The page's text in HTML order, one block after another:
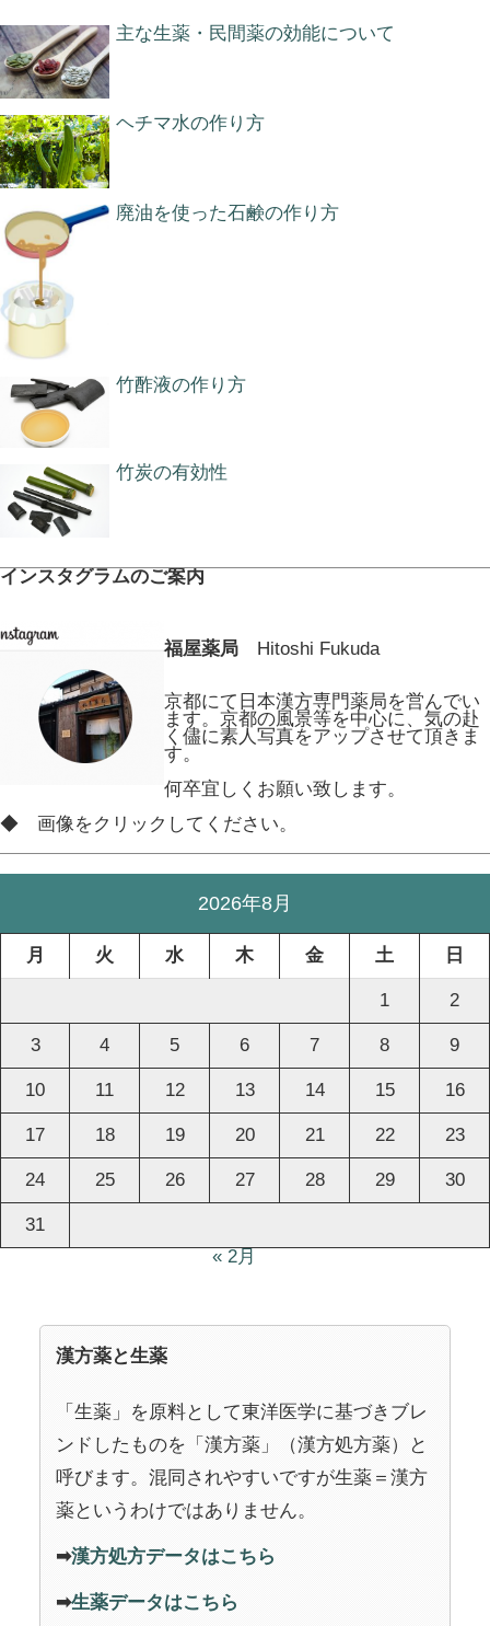
主な生薬・民間薬の効能について
ヘチマ水の作り方
廃油を使った石鹸の作り方
竹酢液の作り方
竹炭の有効性
インスタグラムのご案内
福屋薬局 Hitoshi Fukuda
京都にて日本漢方専門薬局を営んでい
ます。京都の風景等を中心に、気の赴
く儘に素人写真をアップさせて頂きま
す。
何卒宜しくお願い致します。
◆ 画像をクリックしてください。
2026年8月
月 火 水 木 金 土 日
1 2
3 4 5 6 7 8 9
10 11 12 13 14 15 16
17 18 19 20 21 22 23
24 25 26 27 28 29 30
31
« 2月
漢方薬と生薬
「生薬」を原料として東洋医学に基づきブレ
ンドしたものを「漢方薬」（漢方処方薬）と
呼びます。混同されやすいですが生薬＝漢方
薬というわけではありません。
➡漢方処方データはこちら
➡生薬データはこちら